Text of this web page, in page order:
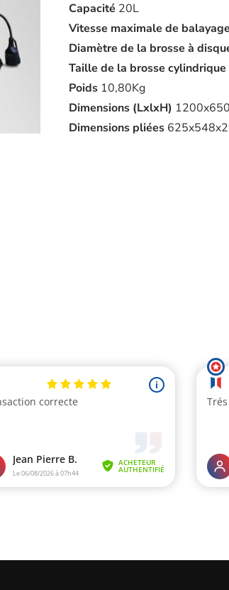
Capacité 20L
Vitesse maximale de balayage
Diamètre de la brosse à
Taille de la brosse cylindrique
Poids 10,80Kg
Dimensions (LxlxH)
Dimensions pliées